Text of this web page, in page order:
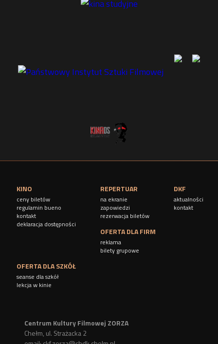
KINO
ceny biletów
regulamin bueno
kontakt
deklaracja dostępności
REPERTUAR
na ekranie
zapowiedzi
rezerwacja biletów
DKF
aktualności
kontakt
OFERTA DLA FIRM
reklama
bilety grupowe
OFERTA DLA SZKÓŁ
seanse dla szkół
lekcja w kinie
Centrum Kultury Filmowej ZORZA
Chełm, ul. Strażacka 2